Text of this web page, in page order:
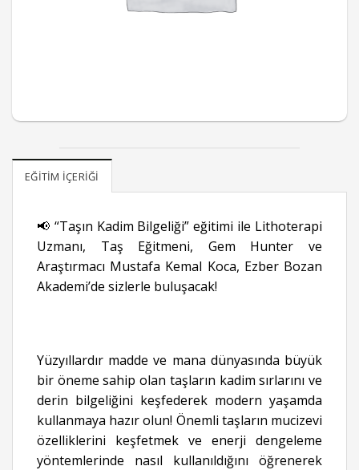
EĞITIM İÇERIĞI
📢 “Taşın Kadim Bilgeliği” eğitimi ile Lithoterapi
Uzmanı, Taş Eğitmeni, Gem Hunter ve
Araştırmacı Mustafa Kemal Koca, Ezber Bozan
Akademi’de sizlerle buluşacak!
Yüzyıllardır madde ve mana dünyasında büyük
bir öneme sahip olan taşların kadim sırlarını ve
derin bilgeliğini keşfederek modern yaşamda
kullanmaya hazır olun! Önemli taşların mucizevi
özelliklerini keşfetmek ve enerji dengeleme
yöntemlerinde nasıl kullanıldığını öğrenerek